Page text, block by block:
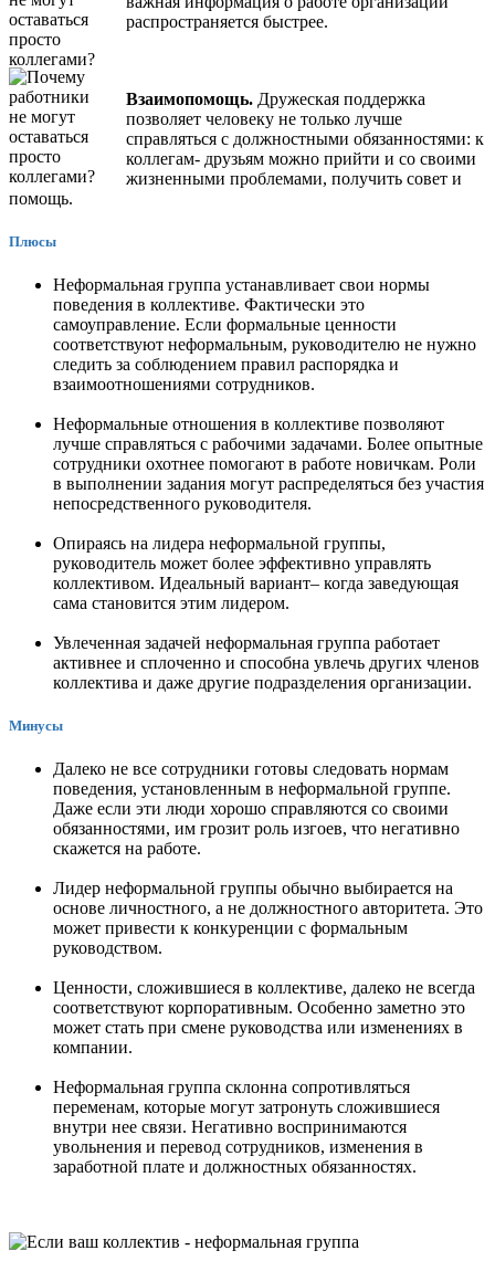
распространяется быстрее.
Взаимопомощь. Дружеская поддержка
позволяет человеку не только лучше
справляться с должностными обязанностями: к
коллегам- друзьям можно прийти и со своими
жизненными проблемами, получить совет и
помощь.
Плюсы
Неформальная группа устанавливает свои нормы
поведения в коллективе. Фактически это
самоуправление. Если формальные ценности
соответствуют неформальным, руководителю не нужно
следить за соблюдением правил распорядка и
взаимоотношениями сотрудников.
Неформальные отношения в коллективе позволяют
лучше справляться с рабочими задачами. Более опытные
сотрудники охотнее помогают в работе новичкам. Роли
в выполнении задания могут распределяться без участия
непосредственного руководителя.
Опираясь на лидера неформальной группы,
руководитель может более эффективно управлять
коллективом. Идеальный вариант– когда заведующая
сама становится этим лидером.
Увлеченная задачей неформальная группа работает
активнее и сплоченно и способна увлечь других членов
коллектива и даже другие подразделения организации.
Минусы
Далеко не все сотрудники готовы следовать нормам
поведения, установленным в неформальной группе.
Даже если эти люди хорошо справляются со своими
обязанностями, им грозит роль изгоев, что негативно
скажется на работе.
Лидер неформальной группы обычно выбирается на
основе личностного, а не должностного авторитета. Это
может привести к конкуренции с формальным
руководством.
Ценности, сложившиеся в коллективе, далеко не всегда
соответствуют корпоративным. Особенно заметно это
может стать при смене руководства или изменениях в
компании.
Неформальная группа склонна сопротивляться
переменам, которые могут затронуть сложившиеся
внутри нее связи. Негативно воспринимаются
увольнения и перевод сотрудников, изменения в
заработной плате и должностных обязанностях.